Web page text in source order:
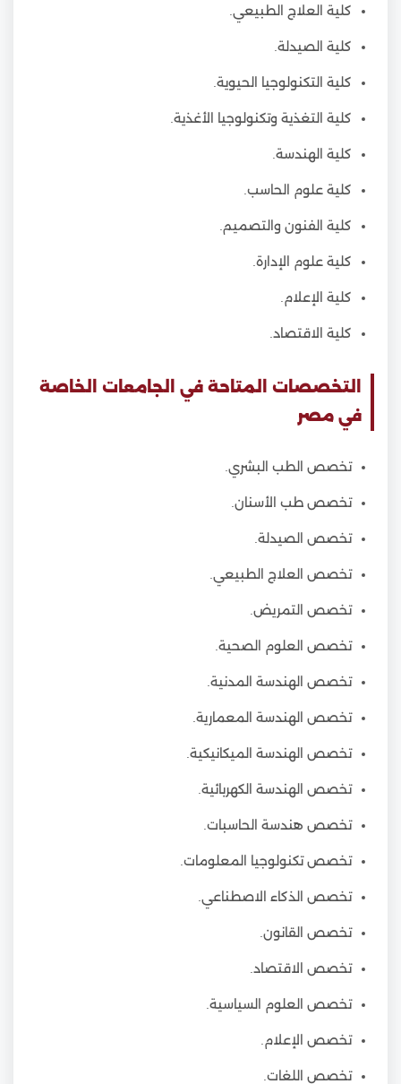
كلية العلاج الطبيعي.
كلية الصيدلة.
كلية التكنولوجيا الحيوية.
كلية التغذية وتكنولوجيا الأغذية.
كلية الهندسة.
كلية علوم الحاسب.
كلية الفنون والتصميم.
كلية علوم الإدارة.
كلية الإعلام.
كلية الاقتصاد.
التخصصات المتاحة في الجامعات الخاصة
في مصر
تخصص الطب البشري.
تخصص طب الأسنان.
تخصص الصيدلة.
تخصص العلاج الطبيعي.
تخصص التمريض.
تخصص العلوم الصحية.
تخصص الهندسة المدنية.
تخصص الهندسة المعمارية.
تخصص الهندسة الميكانيكية.
تخصص الهندسة الكهربائية.
تخصص هندسة الحاسبات.
تخصص تكنولوجيا المعلومات.
تخصص الذكاء الاصطناعي.
تخصص القانون.
تخصص الاقتصاد.
تخصص العلوم السياسية.
تخصص الإعلام.
تخصص اللغات.